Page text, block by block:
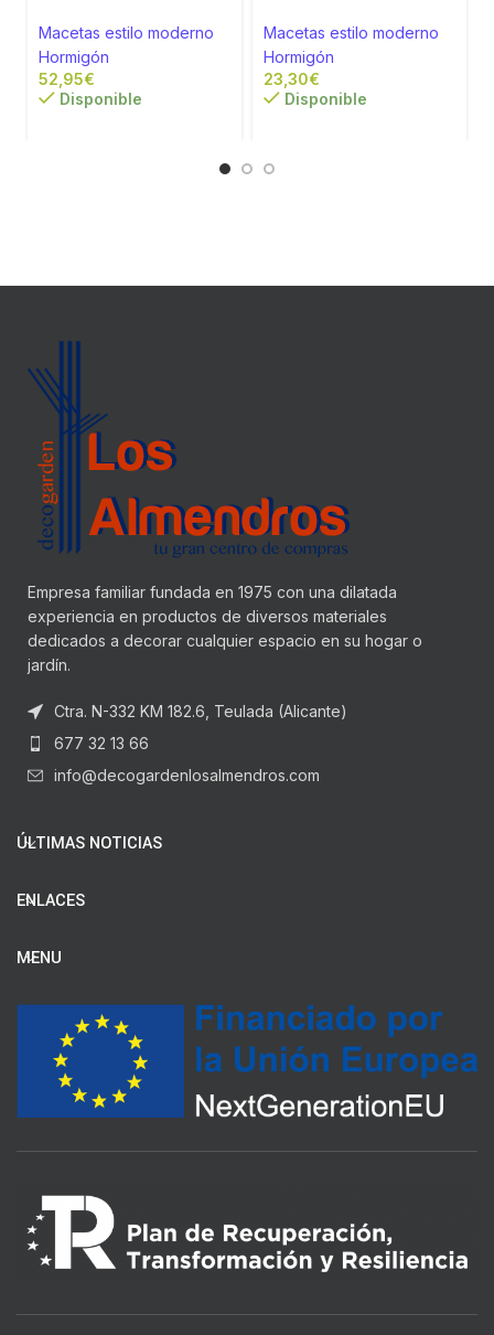
Macetas estilo moderno
Hormigón
€
Disponible
Macetas estilo moderno
Hormigón
€
Disponible
Empresa familiar fundada en 1975 con una dilatada
experiencia en productos de diversos materiales
dedicados a decorar cualquier espacio en su hogar o
jardín.
Ctra. N-332 KM 182.6, Teulada (Alicante)
677 32 13 66
info@decogardenlosalmendros.com
ÚLTIMAS NOTICIAS
ENLACES
MENU